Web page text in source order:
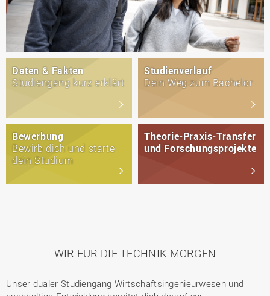
Daten & Fakten
Studiengang kurz erklärt
Studienverlauf
Dein Weg zum Bachelor
Bewerbung
Bewirb dich und starte
dein Studium
Theorie-Praxis-Transfer
und Forschungsprojekte
WIR FÜR DIE TECHNIK MORGEN
Unser dualer Studiengang Wirtschaftsingenieurwesen und